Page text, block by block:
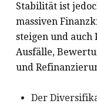
Stabilität ist
massiven
steigen und
Ausfälle,
und
Der